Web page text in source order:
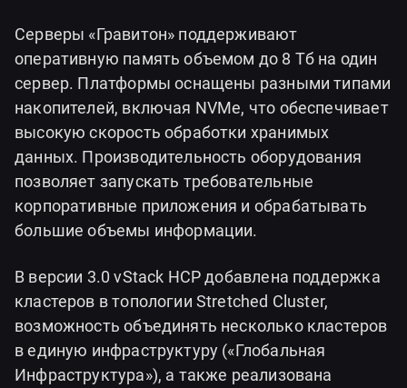
Серверы «Гравитон» поддерживают
оперативную память объемом до 8 Тб на один
сервер. Платформы оснащены разными типами
накопителей, включая NVMe, что обеспечивает
высокую скорость обработки хранимых
данных. Производительность оборудования
позволяет запускать требовательные
корпоративные приложения и обрабатывать
большие объемы информации.
В версии 3.0 vStack HCP добавлена поддержка
кластеров в топологии Stretched Cluster,
возможность объединять несколько кластеров
в единую инфраструктуру («Глобальная
Инфраструктура»), а также реализована